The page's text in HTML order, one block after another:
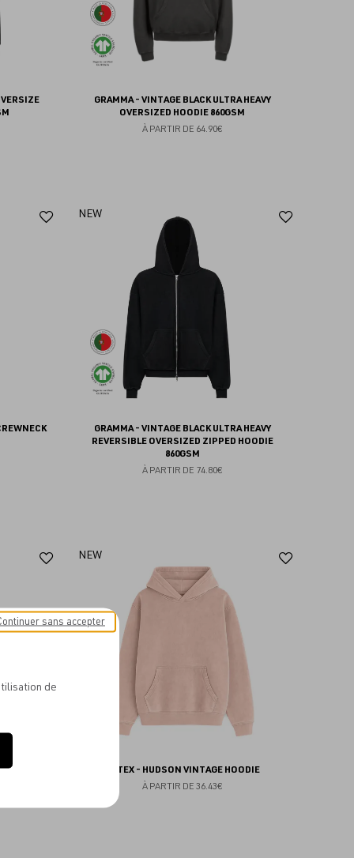
GRAMMA - VINTAGE BLACK ULTRA HEAVY
OVERSIZED HOODIE 860GSM
À PARTIR DE 64.90€
Ajouter
NEW
GRAMMA - VINTAGE BLACK ULTRA HEAVY
REVERSIBLE OVERSIZED ZIPPED HOODIE
860GSM
À PARTIR DE 74.80€
Ajouter
favoris
NEW
OLTEX - HUDSON VINTAGE HOODIE
À PARTIR DE 36.43€
de
sans accepter